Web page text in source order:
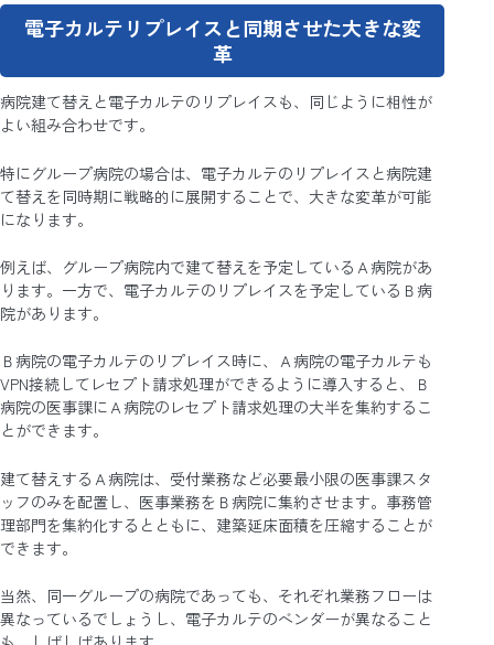
電子カルテリプレイスと同期させた大きな変
革
病院建て替えと電子カルテのリプレイスも、同じように相性が
よい組み合わせです。
特にグループ病院の場合は、電子カルテのリプレイスと病院建
て替えを同時期に戦略的に展開することで、大きな変革が可能
になります。
例えば、グループ病院内で建て替えを予定しているＡ病院があ
ります。一方で、電子カルテのリプレイスを予定しているＢ病
院があります。
Ｂ病院の電子カルテのリプレイス時に、Ａ病院の電子カルテも
VPN接続してレセプト請求処理ができるように導入すると、Ｂ
病院の医事課にＡ病院のレセプト請求処理の大半を集約するこ
とができます。
建て替えするＡ病院は、受付業務など必要最小限の医事課スタ
ッフのみを配置し、医事業務をＢ病院に集約させます。事務管
理部門を集約化するとともに、建築延床面積を圧縮することが
できます。
当然、同一グループの病院であっても、それぞれ業務フローは
異なっているでしょうし、電子カルテのベンダーが異なること